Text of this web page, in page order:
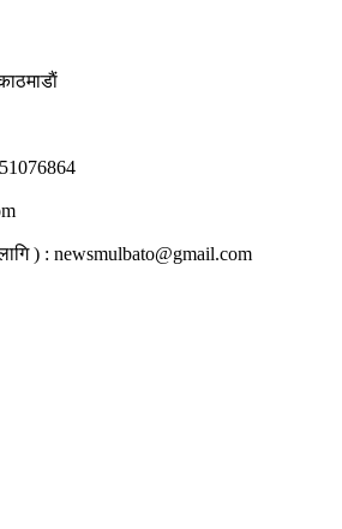
) : newsmulbato@gmail.com